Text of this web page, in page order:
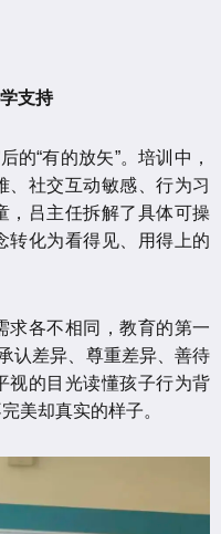
支持
的“有的放矢”。培训中，
、社交互动敏感、行为习
，吕主任拆解了具体可操
转化为看得见、用得上的
各不相同，教育的第一
认差异、尊重差异、善待
视的目光读懂孩子行为背
美却真实的样子。